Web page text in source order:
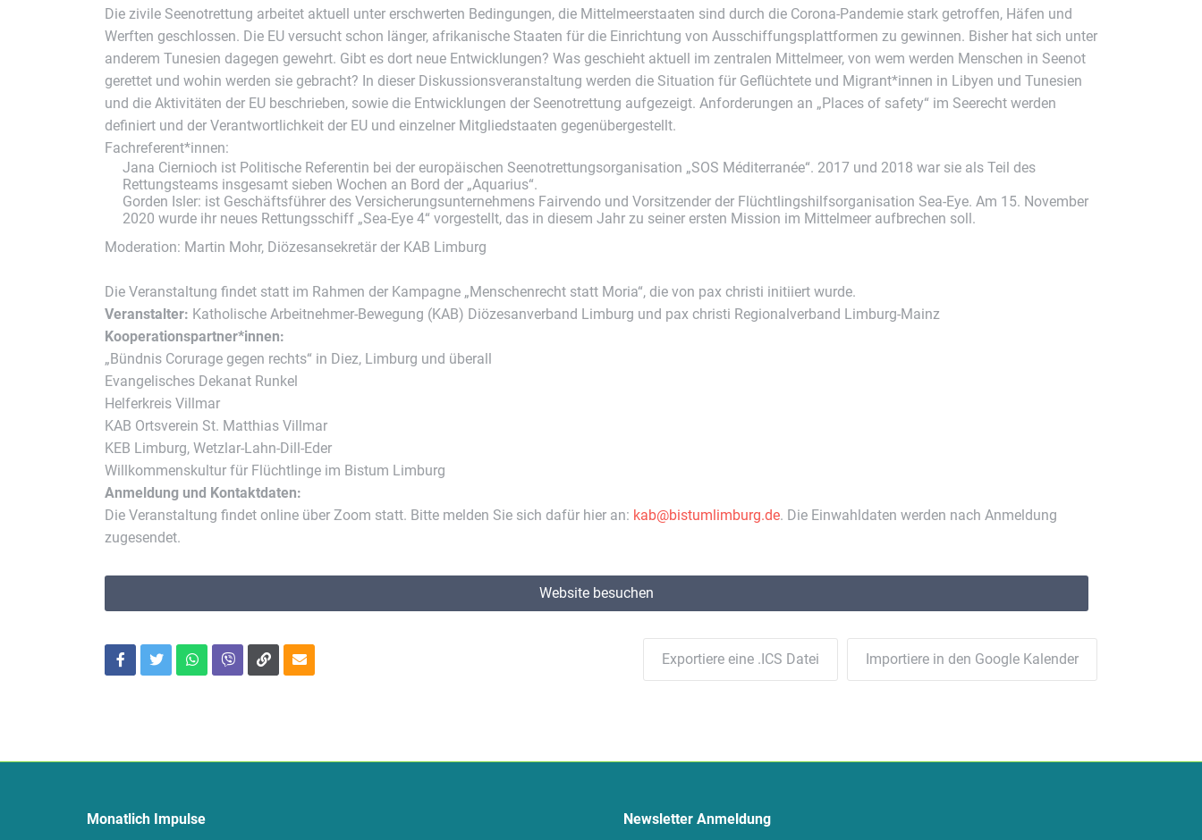
Die zivile Seenotrettung arbeitet aktuell unter erschwerten Bedingungen, die Mittelmeerstaaten sind durch die Corona-Pandemie stark getroffen, Häfen und
Werften geschlossen. Die EU versucht schon länger, afrikanische Staaten für die Einrichtung von Ausschiffungsplattformen zu gewinnen. Bisher hat sich unter
anderem Tunesien dagegen gewehrt. Gibt es dort neue Entwicklungen? Was geschieht aktuell im zentralen Mittelmeer, von wem werden Menschen in Seenot
gerettet und wohin werden sie gebracht? In dieser Diskussionsveranstaltung werden die Situation für Geflüchtete und Migrant*innen in Libyen und Tunesien
und die Aktivitäten der EU beschrieben, sowie die Entwicklungen der Seenotrettung aufgezeigt. Anforderungen an „Places of safety“ im Seerecht werden
definiert und der Verantwortlichkeit der EU und einzelner Mitgliedstaaten gegenübergestellt.
Fachreferent*innen:
Jana Ciernioch ist Politische Referentin bei der europäischen Seenotrettungsorganisation „SOS Méditerranée“. 2017 und 2018 war sie als Teil des
Rettungsteams insgesamt sieben Wochen an Bord der „Aquarius“.
Gorden Isler: ist Geschäftsführer des Versicherungsunternehmens Fairvendo und Vorsitzender der Flüchtlingshilfs­organisation Sea-Eye. Am 15. November
2020 wurde ihr neues ­Rettungsschiff „Sea-Eye 4“ vorgestellt, das in diesem Jahr zu seiner ersten Mission im Mittelmeer aufbrechen soll.
Moderation: Martin Mohr, Diözesansekretär der KAB Limburg
Die Veranstaltung findet statt im Rahmen der Kampagne „Menschenrecht statt Moria“, die von pax christi initiiert wurde.
Veranstalter: Katholische Arbeitnehmer-Bewegung (KAB) Diözesanverband Limburg und pax christi Regionalverband Limburg-Mainz
Kooperationspartner*innen:
„Bündnis Corurage gegen rechts“ in Diez, Limburg und überall
Evangelisches Dekanat Runkel
Helferkreis Villmar
KAB Ortsverein St. Matthias Villmar
KEB Limburg, Wetzlar-Lahn-Dill-Eder
Willkommenskultur für Flüchtlinge im Bistum Limburg
Anmeldung und Kontaktdaten:
Die Veranstaltung findet online über Zoom statt. Bitte melden Sie sich dafür hier an: kab@bistumlimburg.de. Die Einwahldaten werden nach Anmeldung
zugesendet.
Website besuchen
Exportiere eine .ICS Datei Importiere in den Google Kalender
Monatlich Impulse Newsletter Anmeldung